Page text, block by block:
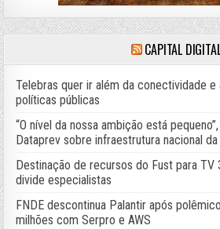
CAPITAL
Telebras quer ir além da conectividade e
políticas públicas
“O nível da nossa ambição está
Dataprev sobre infraestrutura nacional
Destinação de recursos do Fust para TV
divide especialistas
FNDE descontinua Palantir após
milhões com Serpro e AWS